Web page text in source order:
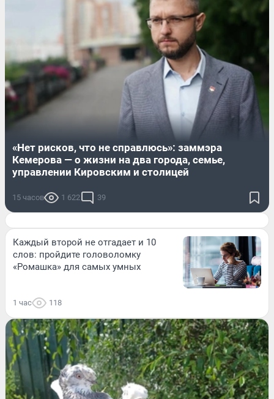
«Нет рисков, что не справлюсь»: заммэра
Кемерова — о жизни на два города, семье,
управлении Кировским и столицей
15 часов 1 622 39
Каждый второй не отгадает и 10
слов: пройдите головоломку
«Ромашка» для самых умных
1 час 118